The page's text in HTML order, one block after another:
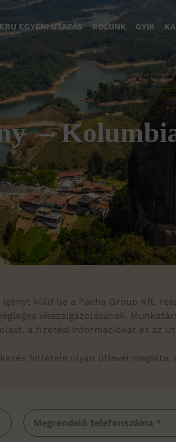
EGYÉNI UTAZÁS RÓLUNK GYIK
–
küld be a Pacha Group Kft.
visszaigazolásának.
a fizetési információkat és az
feltétele olyan útlevél megléte,